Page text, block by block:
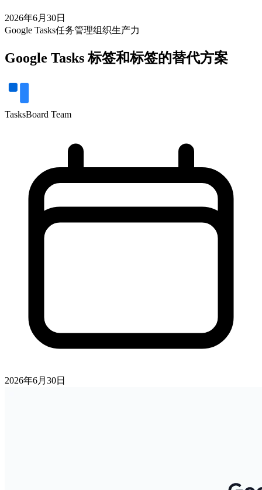
2026年6月30日
Google Tasks任务管理组织生产力
Google Tasks 标签和标签的替代方案
TasksBoard Team
2026年6月30日